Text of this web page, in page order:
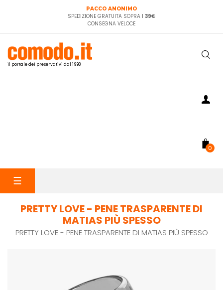
PACCO ANONIMO
SPEDIZIONE GRATUITA SOPRA I 39€
CONSEGNA VELOCE
il portale dei preservativi dal 1998
0
navigazione
☰
PRETTY LOVE - PENE TRASPARENTE DI
MATIAS PIÙ SPESSO
PRETTY LOVE - PENE TRASPARENTE DI MATIAS PIÙ SPESSO